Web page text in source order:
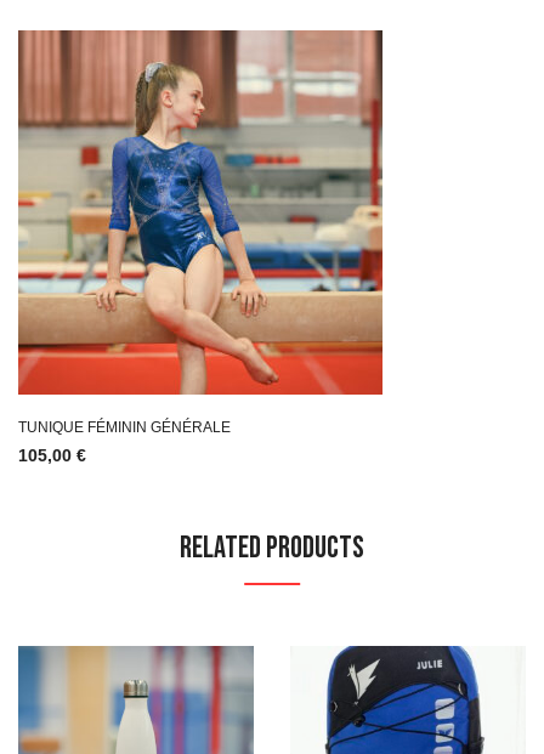
TUNIQUE FÉMININ GÉNÉRALE
105,00 €
Related Products